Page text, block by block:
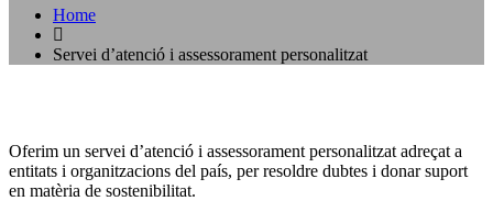
Home
Servei d’atenció i assessorament personalitzat
Oferim un servei d’atenció i assessorament personalitzat adreçat a
entitats i organitzacions del país, per resoldre dubtes i donar suport
en matèria de sostenibilitat.